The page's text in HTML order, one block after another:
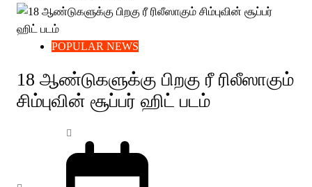
POPULAR NEWS
18 ஆண்டுகளுக்கு பிறகு ரீ ரிலீஸாகும்
சிம்புவின் சூப்பர் ஹிட் படம்